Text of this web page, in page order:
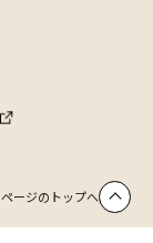
ページのトップへ